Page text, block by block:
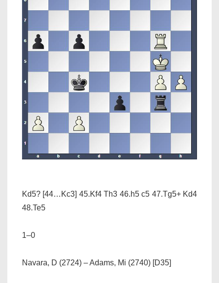
Kd5? [44…Kc3] 45.Kf4 Th3 46.h5 c5 47.Tg5+ Kd4
48.Te5
1–0
Navara, D (2724) – Adams, Mi (2740) [D35]